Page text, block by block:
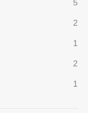
5
2
1
2
1